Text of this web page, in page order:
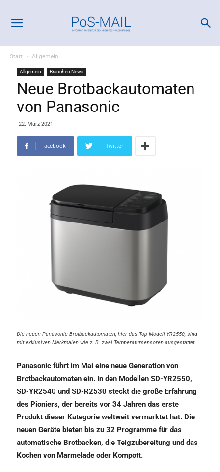
Start Allgemein
Allgemein Branchen News
Neue Brotbackautomaten
von Panasonic
22. März 2021
Facebook Twitter
Die neuen Panasonic Brotbackautomaten, hier das Top-Modell YR2550, sind
mit exklusiven Merkmalen wie z. B. zwei Temperatursensoren ausgestattet.
Panasonic führt im Mai eine neue Generation von
Brotbackautomaten ein. In den Modellen SD-YR2550,
SD-YR2540 und SD-R2530 steckt die große Erfahrung
des Pioniers, der bereits vor 34 Jahren das erste
Produkt dieser Kategorie weltweit vermarktet hat. Die
neuen Geräte bieten bis zu 32 Programme für das
automatische Brotbacken, die Teigzubereitung und das
Kochen von Marmelade oder Kompott.